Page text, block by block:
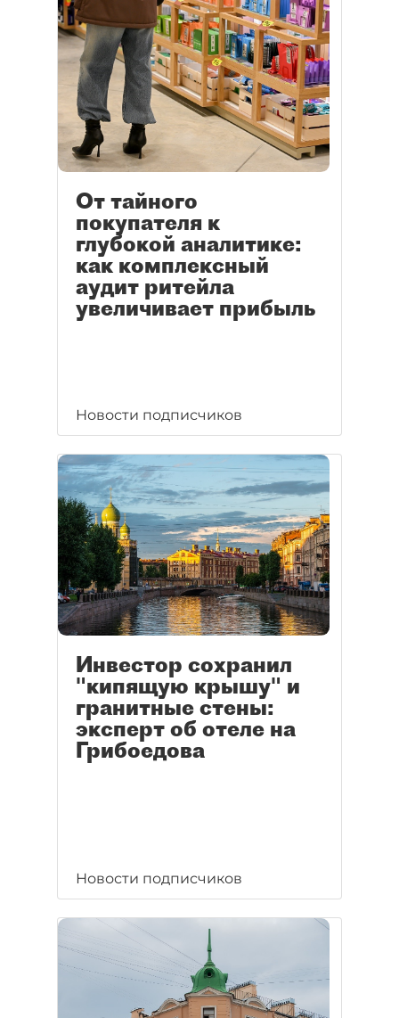
От тайного
покупателя к
глубокой аналитике:
как комплексный
аудит ритейла
увеличивает прибыль
Новости подписчиков
Инвестор сохранил
"кипящую крышу" и
гранитные стены:
эксперт об отеле на
Грибоедова
Новости подписчиков